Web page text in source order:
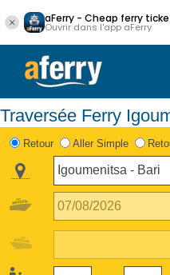
aFerry - Cheap ferry
Ouvrir dans l'app aFerry
Traversée Ferry
Retour Aller Simple